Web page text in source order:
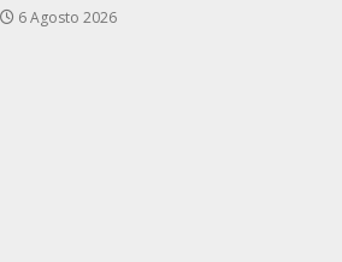
6 Agosto 2026